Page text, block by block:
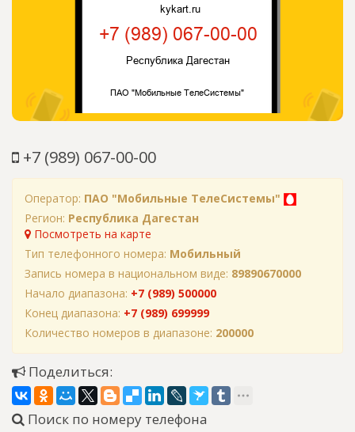
+7 (989) 067-00-00
Оператор: ПАО "Мобильные ТелеСистемы"
Регион: Республика Дагестан
Посмотреть на карте
Тип телефонного номера: Мобильный
Запись номера в национальном виде: 89890670000
Начало диапазона: +7 (989) 500000
Конец диапазона: +7 (989) 699999
Количество номеров в диапазоне: 200000
Поделиться:
Поиск по номеру телефона